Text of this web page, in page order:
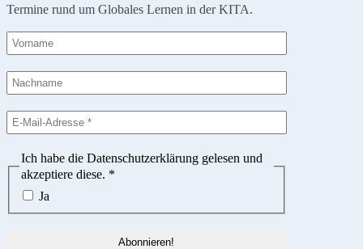
Termine rund um Globales Lernen in der KITA.
Ich habe die Datenschutzerklärung gelesen und
akzeptiere diese. *
Ja